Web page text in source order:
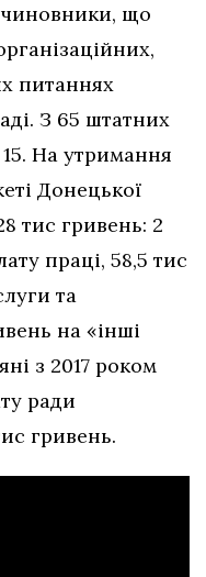
що
питаннях
З 65 штатних
На утримання
Донецької
тис гривень: 2
праці, 58,5 тис
та
на «інші
з 2017 роком
ради
гривень.